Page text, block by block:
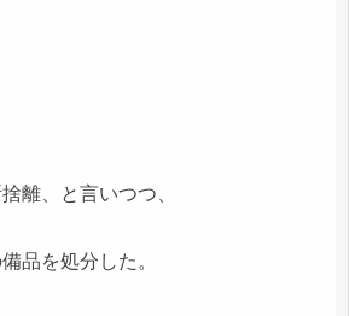
離、と言いつつ、
品を処分した。